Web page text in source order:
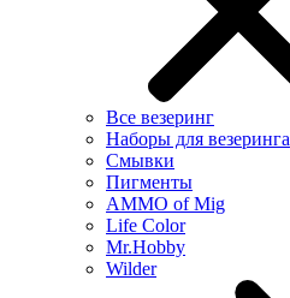
Все везеринг
Наборы для везеринга
Смывки
Пигменты
AMMO of Mig
Life Color
Mr.Hobby
Wilder